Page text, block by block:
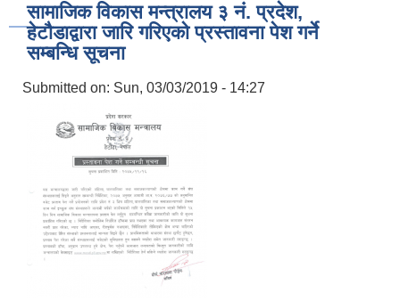
सामाजिक विकास मन्त्रालय ३ नं. प्रदेश,
हेटौडाद्वारा जारि गरिएको प्रस्तावना पेश गर्ने
सम्बन्धि सूचना
Submitted on: Sun, 03/03/2019 - 14:27